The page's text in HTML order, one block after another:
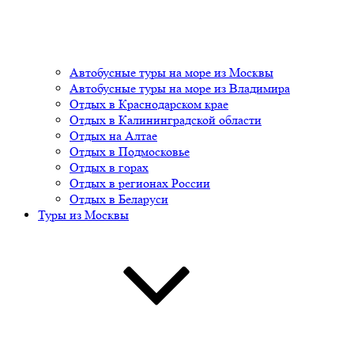
Автобусные туры на море из Москвы
Автобусные туры на море из Владимира
Отдых в Краснодарском крае
Отдых в Калининградской области
Отдых на Алтае
Отдых в Подмосковье
Отдых в горах
Отдых в регионах России
Отдых в Беларуси
Туры из Москвы